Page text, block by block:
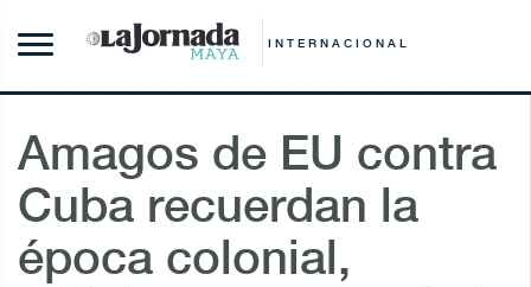
INTERNACIONAL
Amagos de EU contra
Cuba recuerdan la
época colonial,